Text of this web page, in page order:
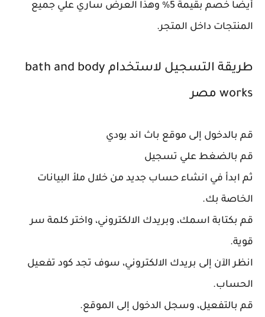
أيضاً خصم بقيمة 5% وهذا العرض ساري علي جميع
المنتجات داخل المتجر.
طريقة التسجيل لاستخدام bath and body
works مصر
قم بالدخول إلى موقع باث اند بودي
قم بالضغط علي تسجيل
ثم ابدأ في انشاء حساب جديد من خلال ملأ البيانات
الخاصة بك.
قم بكتابة اسمك، وبريدك الالكتروني، واختر كلمة سر
قوية.
انظر الآن إلى بريدك الالكتروني، سوف تجد كود تفعيل
الحساب.
قم بالتفعيل، وسجل الدخول إلى الموقع.